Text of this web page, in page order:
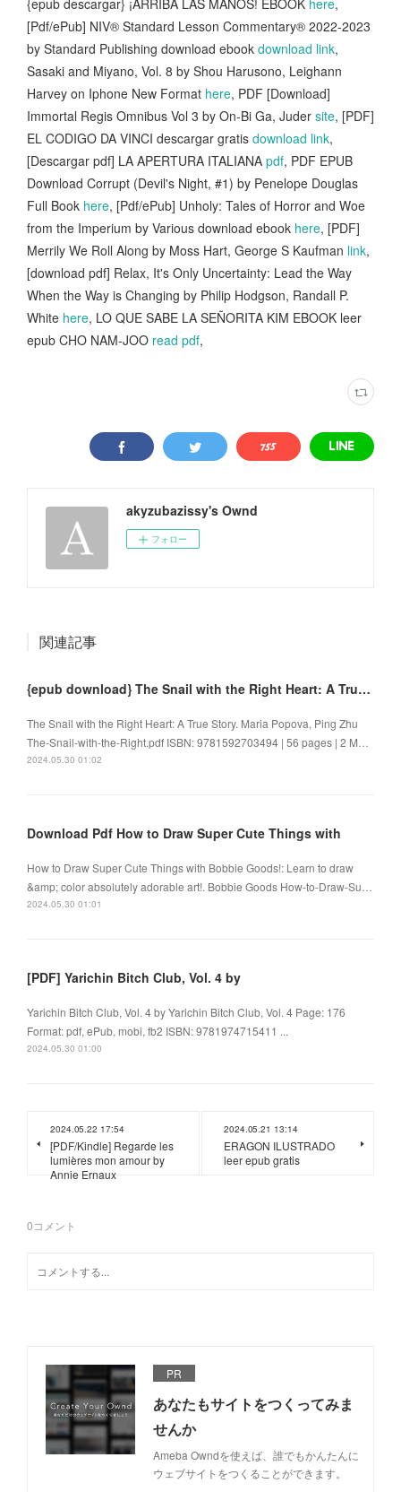
{epub descargar} ¡ARRIBA LAS MANOS! EBOOK here,
[Pdf/ePub] NIV® Standard Lesson Commentary® 2022-2023
by Standard Publishing download ebook download link,
Sasaki and Miyano, Vol. 8 by Shou Harusono, Leighann
Harvey on Iphone New Format here, PDF [Download]
Immortal Regis Omnibus Vol 3 by On-Bi Ga, Juder site, [PDF]
EL CODIGO DA VINCI descargar gratis download link,
[Descargar pdf] LA APERTURA ITALIANA pdf, PDF EPUB
Download Corrupt (Devil's Night, #1) by Penelope Douglas
Full Book here, [Pdf/ePub] Unholy: Tales of Horror and Woe
from the Imperium by Various download ebook here, [PDF]
Merrily We Roll Along by Moss Hart, George S Kaufman link,
[download pdf] Relax, It's Only Uncertainty: Lead the Way
When the Way is Changing by Philip Hodgson, Randall P.
White here, LO QUE SABE LA SEÑORITA KIM EBOOK leer
epub CHO NAM-JOO read pdf,
akyzubazissy's Ownd
フォロー
関連記事
{epub download} The Snail with the Right Heart: A True Story by Maria Popova, Ping Zhu
The Snail with the Right Heart: A True Story. Maria Popova, Ping Zhu
The-Snail-with-the-Right.pdf ISBN: 9781592703494 | 56 pages | 2 M…
2024.05.30 01:02
Download Pdf How to Draw Super Cute Things with
How to Draw Super Cute Things with Bobbie Goods!: Learn to draw
&amp; color absolutely adorable art!. Bobbie Goods How-to-Draw-Su…
2024.05.30 01:01
[PDF] Yarichin Bitch Club, Vol. 4 by
Yarichin Bitch Club, Vol. 4 by Yarichin Bitch Club, Vol. 4 Page: 176
Format: pdf, ePub, mobi, fb2 ISBN: 9781974715411 ...
2024.05.30 01:00
2024.05.22 17:54
[PDF/Kindle] Regarde les
lumières mon amour by
Annie Ernaux
2024.05.21 13:14
ERAGON ILUSTRADO
leer epub gratis
0コメント
PR
あなたもサイトをつくってみま
せんか
Ameba Owndを使えば、誰でもかんたんに
ウェブサイトをつくることができます。